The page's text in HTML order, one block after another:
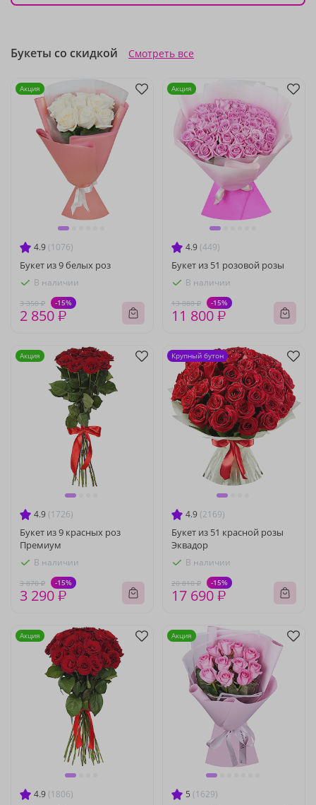
Букеты со скидкой Смотреть все
4.9 (1076)
Букет из 9 белых роз
В наличии
3 350 ₽ -15%
2 850 ₽
Акция
4.9 (449)
Букет из 51 розовой розы
В наличии
13 880 ₽ -15%
11 800 ₽
Акция
4.9 (1726)
Букет из 9 красных роз
Премиум
В наличии
3 870 ₽ -15%
3 290 ₽
Акция
4.9 (2169)
Букет из 51 красной розы
Эквадор
В наличии
20 810 ₽ -15%
17 690 ₽
Крупный бутон
4.9 (1806)
Акция
5 (1629)
Акция